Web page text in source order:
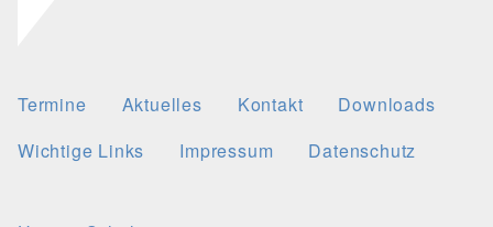
Termine Aktuelles Kontakt
Downloads
Wichtige Links
Impressum Datenschutz